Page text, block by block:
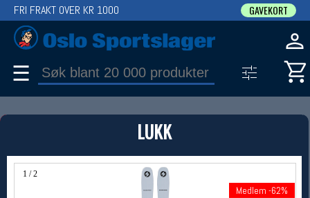
LUKK
1 / 2
Medlem -62%
FRI FRAKT OVER KR 1000 GAVEKORT
☰
PRODUKT
Produkter (1)
Bruk filter til å spisse søket